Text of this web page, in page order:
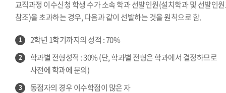
교직과정 이수신청 학생 수가 소속 학과 선발인원(설치학과 및 선발인
참조)을 초과하는 경우, 다음과 같이 선발하는 것을 원칙으로 함.
1 2학년 1학기까지의 성적 : 70%
2
학과별 전형성적 : 30% (단, 학과별 전형은 학과에서 결정하므로
사전에 학과에 문의)
3 동점자의 경우 이수학점이 많은 자